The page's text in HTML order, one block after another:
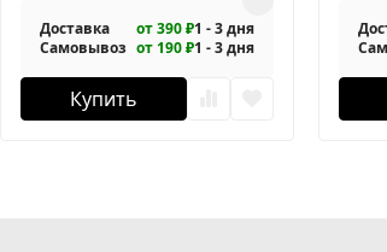
Доставка от 390 ₽1 - 3 дня
Самовывоз от 190 ₽1 - 3 дня
Купить